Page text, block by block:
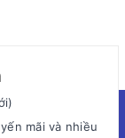
mãi và nhiều